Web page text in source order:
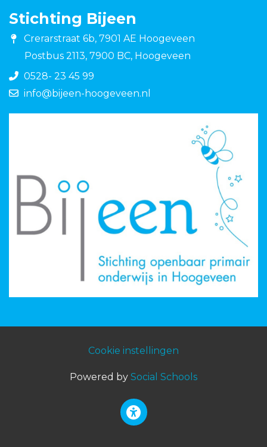
Stichting Bijeen
Crerarstraat 6b, 7901 AE Hoogeveen
Postbus 2113, 7900 BC, Hoogeveen
0528- 23 45 99
info@bijeen-hoogeveen.nl
Cookie instellingen
Powered by Social Schools